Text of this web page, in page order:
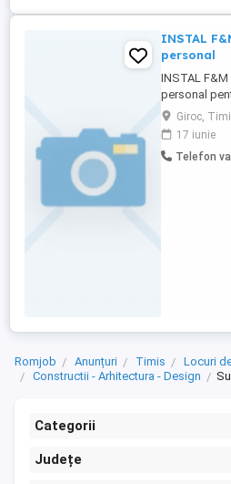
INSTAL
personal
INSTAL F&M
personal
posturi -
Salariu brut
detalii,
Giroc,
17 iunie
Telefon
Romjob Anunțuri Timis
Locuri
Constructii - Arhitectura - Design
Categorii
Județe